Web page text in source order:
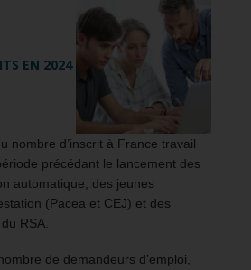
EN 2024
nombre d’inscrit à France travail
précédant le lancement des
automatique, des jeunes
(Pacea et CEJ) et des
RSA.
de demandeurs d’emploi,